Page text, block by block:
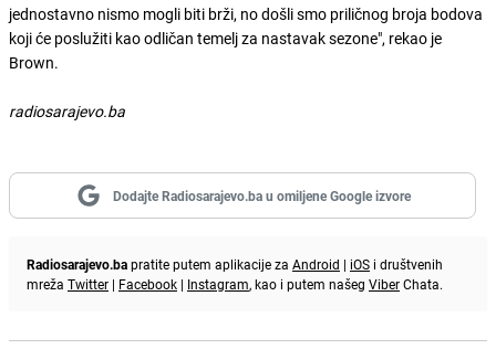
jednostavno nismo mogli biti brži, no došli smo priličnog broja bodova
koji će poslužiti kao odličan temelj za nastavak sezone", rekao je
Brown.
radiosarajevo.ba
Dodajte Radiosarajevo.ba u omiljene Google izvore
Radiosarajevo.bapratite putem aplikacije za Android | iOS i društvenih
mreža Twitter | Facebook | Instagram, kao i putem našeg ViberChata.